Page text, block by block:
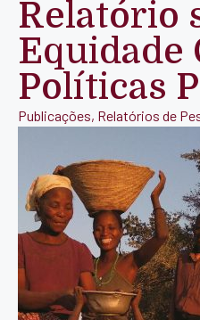
Relatório
Equidade
Políticas
Publicações, Relatórios de